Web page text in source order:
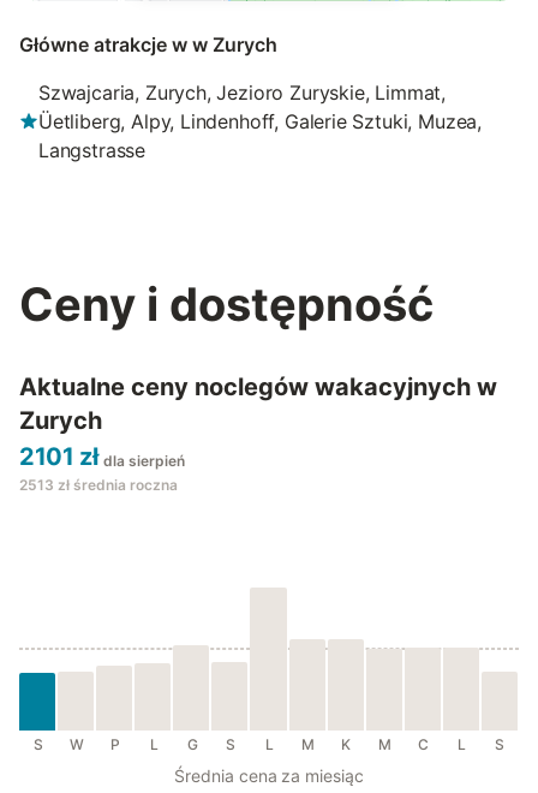
Główne atrakcje w w Zurych
Szwajcaria, Zurych, Jezioro Zuryskie, Limmat,
Üetliberg, Alpy, Lindenhoff, Galerie Sztuki, Muzea,
Langstrasse
Ceny i dostępność
Aktualne ceny noclegów wakacyjnych w
Zurych
2101 zł dla sierpień
2513 zł średnia roczna
S W P L G S L M K M C L S
Średnia cena za miesiąc